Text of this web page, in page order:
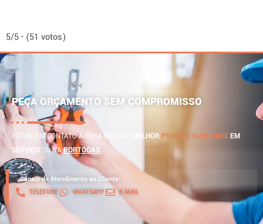
5/5 - (51 votos)
PEÇA ORÇAMENTO SEM COMPROMISSO
ENTRE EM CONTATO AGORA MESMO. MELHOR PREÇO E QUALIDADEEM
SERVIÇO SÓ NAPORTOGÁS
Canais de Atendimento ao Cliente:
TELEFONE WHATSAPP E-MAIL